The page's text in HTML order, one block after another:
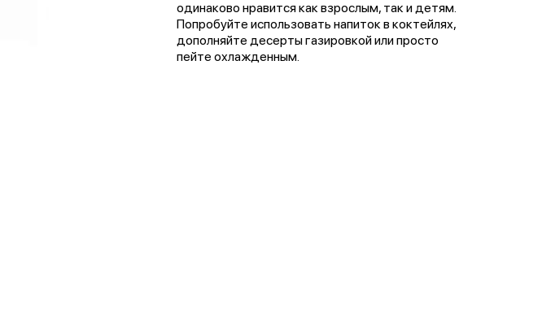
одинаково нравится как взрослым, так и детям.
Попробуйте использовать напиток в коктейлях,
дополняйте десерты газировкой или просто
пейте охлажденным.